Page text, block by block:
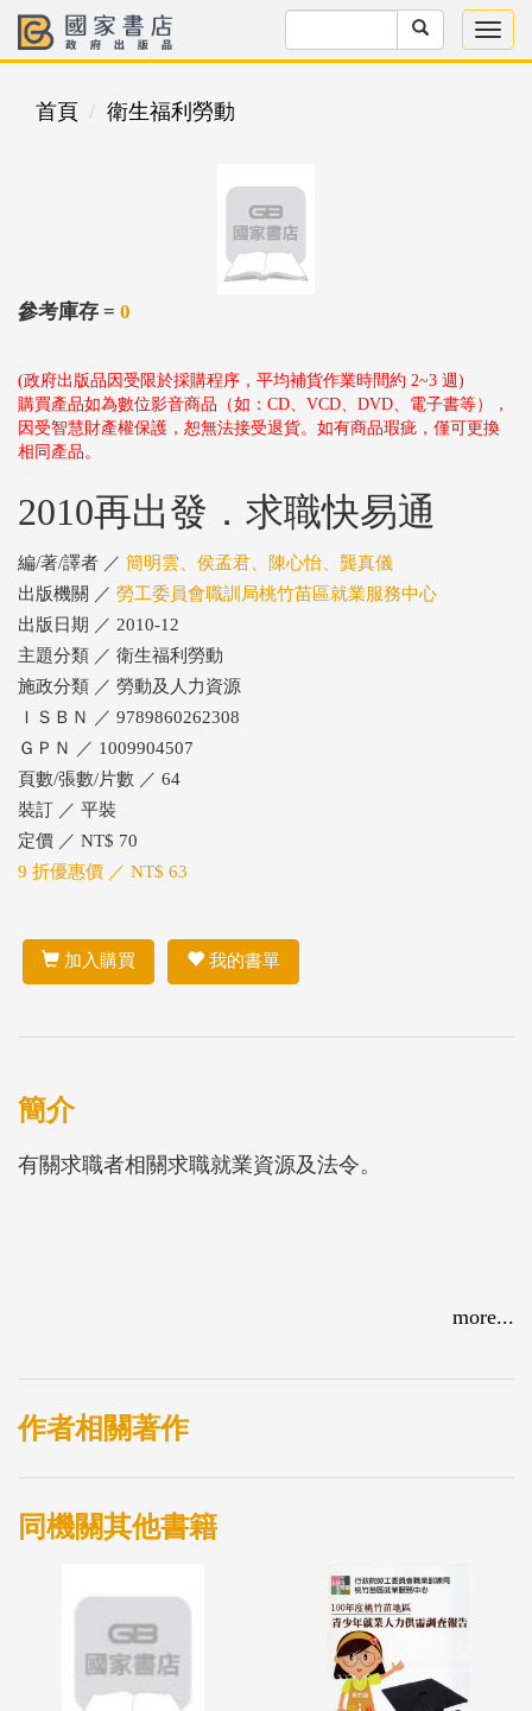
首頁 衛生福利勞動
參考庫存 = 0
(政府出版品因受限於採購程序，平均補貨作業時間約 2~3 週)
購買產品如為數位影音商品（如：CD、VCD、DVD、電子書等），
因受智慧財產權保護，恕無法接受退貨。如有商品瑕疵，僅可更換
相同產品。
2010再出發．求職快易通
編/著/譯者 ／ 簡明雲、侯孟君、陳心怡、龔真儀
出版機關 ／ 勞工委員會職訓局桃竹苗區就業服務中心
出版日期 ／ 2010-12
主題分類 ／ 衛生福利勞動
施政分類 ／ 勞動及人力資源
ＩＳＢＮ ／ 9789860262308
ＧＰＮ ／ 1009904507
頁數/張數/片數 ／ 64
裝訂 ／ 平裝
定價 ／ NT$ 70
9 折優惠價 ／ NT$ 63
加入購買 我的書單
簡介
有關求職者相關求職就業資源及法令。
more...
作者相關著作
同機關其他書籍